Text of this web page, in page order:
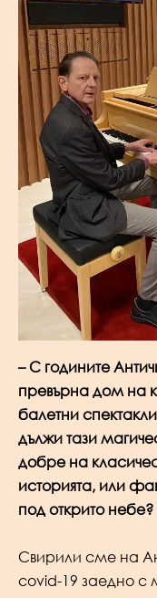
– С годините
превърна дом на
балетни
дължи тази
добре на
историята, или
под открито небе?
Свирили сме на
covid-19 заедно с